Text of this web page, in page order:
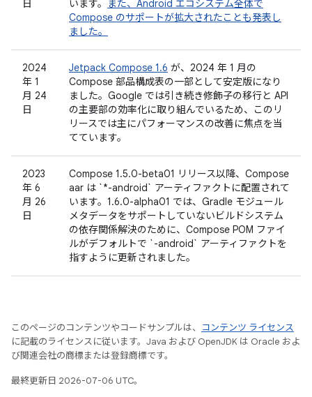
日
います。
また、Android エコシステム全体で
Compose のサポートが拡大されたことも発表し
ました。
2024
年 1
月 24
日
Jetpack Compose 1.6 が、2024 年 1 月の
Compose 部品構成表の一部として安定版になり
ました。Google では引き続き修飾子の移行と API
の主要部の効率化に取り組んでいるため、このリ
リースでは主にパフォーマンスの改善に焦点を当
てています。
2023
年 6
月 26
日
Compose 1.5.0-beta01 リリース以降、Compose
aar は `*-android` アーティファクトに配置されて
います。1.6.0-alpha01 では、Gradle モジュール
メタデータをサポートしていないビルドシステム
の依存関係解決のために、Compose POM ファイ
ルがデフォルトで `-android` アーティファクトを
指すように更新されました。
このページのコンテンツやコードサンプルは、
コンテンツ ライセンス
に記載のライセンスに従います。Java および OpenJDK は Oracle およ
び関連会社の商標または登録商標です。
最終更新日 2026-07-06 UTC。